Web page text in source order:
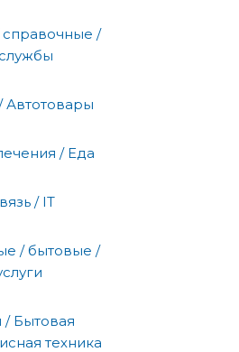
/
Автотовары
/ Еда
/ IT
/ бытовые /
Бытовая
техника